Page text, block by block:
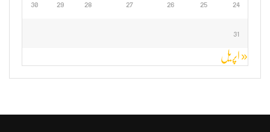
24
25
26
27
28
29
30
31
« اپریل